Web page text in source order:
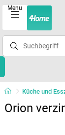
Menu
Küche und
Orion